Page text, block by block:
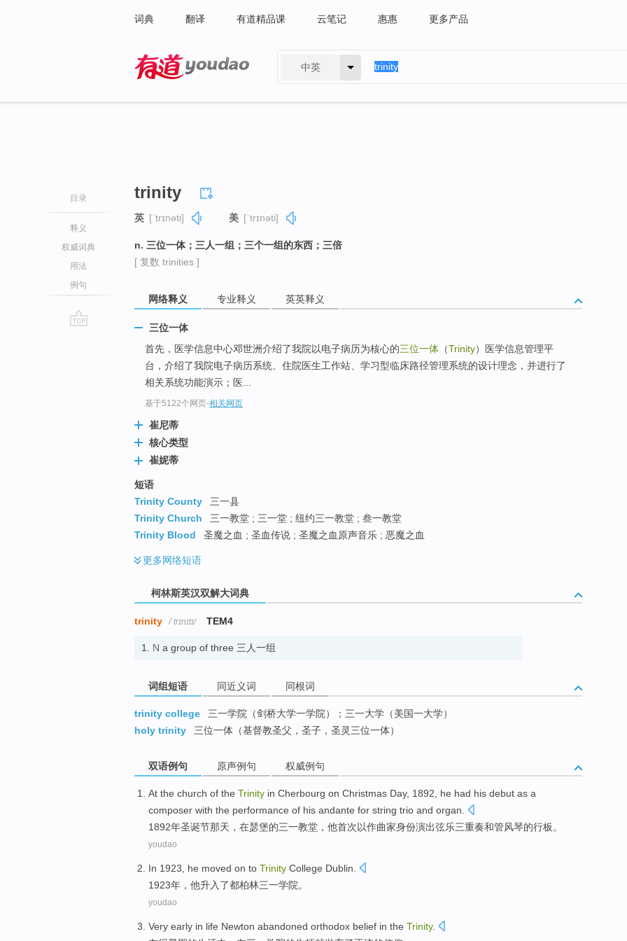
词典 翻译 有道精品课 云笔记 惠惠 更多产品
中英
目录
释义
权威词典
用法
例句
trinity
英 [ˈtrɪnəti] 美 [ˈtrɪnəti]
n. 三位一体；三人一组；三个一组的东西；三倍
[ 复数 trinities ]
网络释义 专业释义 英英释义
三位一体
首先，医学信息中心邓世洲介绍了我院以电子病历为核心的三位一体 （Trinity）医学信息管理平
台，介绍了我院电子病历系统、住院医生工作站、学习型临床路径管理系统的设计理念，并进行了
相关系统功能演示；医...
基于5122个网页-相关网页
崔尼蒂
核心类型
崔妮蒂
短语
Trinity County
三一县
Trinity Church
三一教堂 ; 三一堂 ; 纽约三一教堂 ; 叁一教堂
Trinity Blood
圣魔之血 ; 圣血传说 ; 圣魔之血原声音乐 ; 恶魔之血
更多网络短语
柯林斯英汉双解大词典
trinity /ˈtrɪnɪtɪ/ TEM4
1. N a group of three 三人一组
词组短语 同近义词 同根词
trinity college
三一学院（剑桥大学一学院）；三一大学（美国一大学）
holy trinity
三位一体（基督教圣父，圣子，圣灵三位一体）
双语例句 原声例句 权威例句
At the church of the Trinity in Cherbourg on Christmas Day, 1892, he had his debut as a
composer with the performance of his andante for string trio and organ
1892年圣诞节那天 ， 在瑟堡的三一教堂 ， 他首次以作曲家身份演出弦乐三重奏和管风琴的行板 。
youdao
In 1923, he moved on to Trinity College Dublin
1923年， 他升入 了都柏林三一学院。
youdao
Very early in life Newton abandoned orthodox belief in the Trinity.